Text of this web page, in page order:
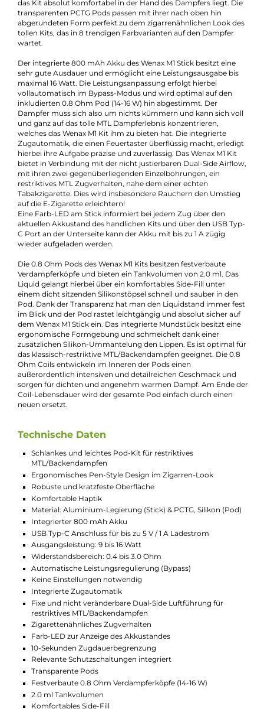
GeekVape - Wenax M1 Pod Kit
Mit einer Länge von gerade einmal 115.5 mm und einem
Durchmesser von 16 mm liegt GeekVape's schickes Wenax M1
im modernen Pen-Style Design absolut ergonomisch und
extrem leicht (nur 34 g) in der Hand. Der Stick ist aus einer
robusten und abriebfesten Legierung aus eloxiertem
gefertigt, die zudem eine angenehme Haptik besitzt, wodurch
das Kit absolut komfortabel in der Hand des Dampfers liegt.
transparenten PCTG Pods passen mit ihrer nach oben hin
abgerundeten Form perfekt zu dem zigarrenähnlichen Look
tollen Kits, das in 8 trendigen Farbvarianten auf den Dampfer
sehr gute Ausdauer und ermöglicht eine Leistungsausgabe
vollautomatisch im Bypass-Modus und wird optimal auf den
inkludierten 0.8 Ohm Pod (14-16 W) hin abgestimmt. Der
Dampfer muss sich also um nichts kümmern und kann sich
und ganz auf das tolle MTL Dampferlebnis konzentrieren,
welches das Wenax M1 Kit ihm zu bieten hat. Die integrierte
Zugautomatik, die einen Feuertaster überflüssig macht,
hierbei ihre Aufgabe präzise und zuverlässig. Das Wenax M1 Kit
bietet in Verbindung mit der nicht justierbaren Dual-Side
mit ihren zwei gegenüberliegenden Einzelbohrungen, ein
restriktives MTL Zugverhalten, nahe dem einer echten
Tabakzigarette. Dies wird insbesondere Rauchern den
auf die E-Zigarette erleichtern!
Eine Farb-LED am Stick informiert bei jedem Zug über den
aktuellen Akkustand des handlichen Kits und über den USB
C Port an der Unterseite kann der Akku mit bis zu 1 A zügig
wieder aufgeladen werden.
Die 0.8 Ohm Pods des Wenax M1 Kits besitzen festverbaute
Verdampferköpfe und bieten ein Tankvolumen von 2.0 ml.
Liquid gelangt hierbei über ein komfortables Side-Fill unter
einem dicht sitzenden Silikonstöpsel schnell und sauber in den
Pod. Dank der Transparenz hat man den Liquidstand immer
im Blick und der Pod rastet leichtgängig und absolut sicher
Füllvolumen:
2ml
Geregelter Akkuträger:
Ja
Maximale Leistung:
16W
Zugverhalten: Mouth-to-Lung
Experte für dieses Produkt
Kevin Maxhuni
Produkt-Manager & Experte
Bei Fragen zu diesem Artikel kontaktieren Sie unseren
Experten schnell und einfach per E-Mail: